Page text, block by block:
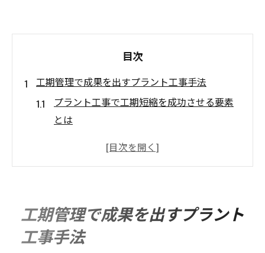
目次
工期管理で成果を出すプラント工事手法
プラント工事で工期短縮を成功させる要素
とは
プラント工事の現場管理が工期に与える影
工期管理に必要なプラント工事の基本知識
プラント工事の工期管理で重視すべきポイ
工期管理で成果を出すプラント
工事手法